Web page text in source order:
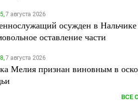
7 августа 2026
осужден в Нальчике
оставление части
7 августа 2026
Мелия признан виновным в
ВСЕ